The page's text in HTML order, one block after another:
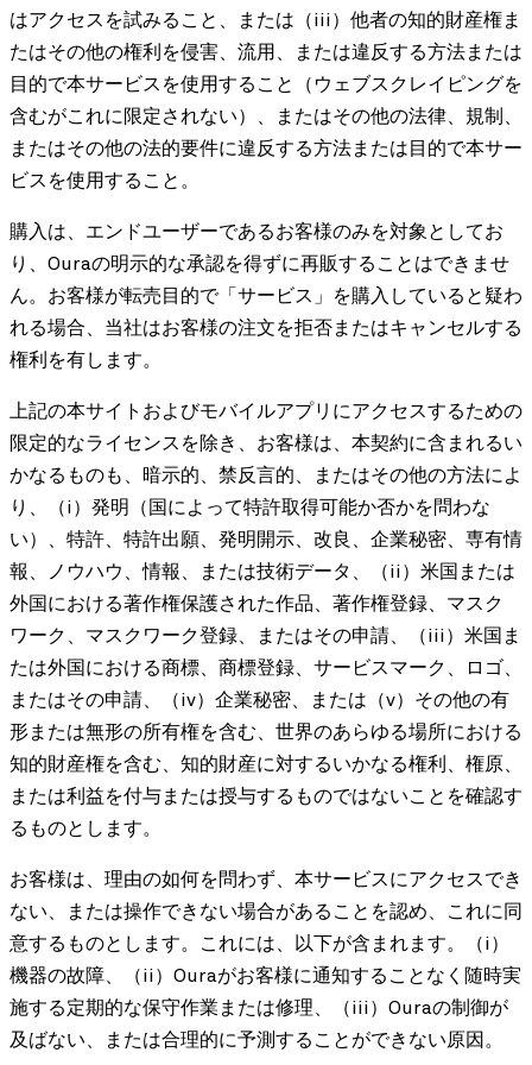
はアクセスを試みること、または（iii）他者の知的財産権ま
たはその他の権利を侵害、流用、または違反する方法または
目的で本サービスを使用すること（ウェブスクレイピングを
含むがこれに限定されない）、またはその他の法律、規制、
またはその他の法的要件に違反する方法または目的で本サー
ビスを使用すること。
購入は、エンドユーザーであるお客様のみを対象としてお
り、Ouraの明示的な承認を得ずに再販することはできませ
ん。お客様が転売目的で「サービス」を購入していると疑わ
れる場合、当社はお客様の注文を拒否またはキャンセルする
権利を有します。
上記の本サイトおよびモバイルアプリにアクセスするための
限定的なライセンスを除き、お客様は、本契約に含まれるい
かなるものも、暗示的、禁反言的、またはその他の方法によ
り、（i）発明（国によって特許取得可能か否かを問わな
い）、特許、特許出願、発明開示、改良、企業秘密、専有情
報、ノウハウ、情報、または技術データ、（ii）米国または
外国における著作権保護された作品、著作権登録、マスク
ワーク、マスクワーク登録、またはその申請、（iii）米国ま
たは外国における商標、商標登録、サービスマーク、ロゴ、
またはその申請、（iv）企業秘密、または（v）その他の有
形または無形の所有権を含む、世界のあらゆる場所における
知的財産権を含む、知的財産に対するいかなる権利、権原、
または利益を付与または授与するものではないことを確認す
るものとします。
お客様は、理由の如何を問わず、本サービスにアクセスでき
ない、または操作できない場合があることを認め、これに同
意するものとします。これには、以下が含まれます。（i）
機器の故障、（ii）Ouraがお客様に通知することなく随時実
施する定期的な保守作業または修理、（iii）Ouraの制御が
及ばない、または合理的に予測することができない原因。